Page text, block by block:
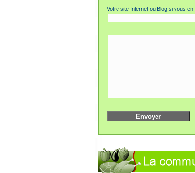
Votre site Internet ou Blog si vous en